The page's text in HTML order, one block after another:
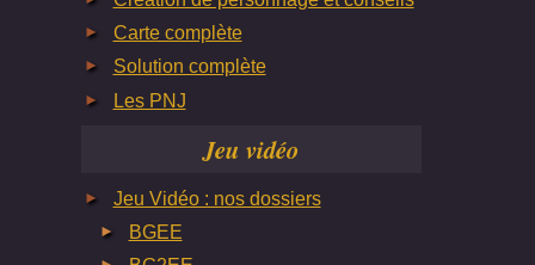
Carte complète
Solution complète
Les PNJ
Jeu vidéo
Jeu Vidéo : nos dossiers
BGEE